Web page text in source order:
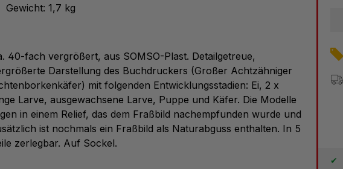
Gewicht: 1,7 kg
40-fach vergrößert, aus SOMSO-Plast. Detailgetreue,
Darstellung des Buchdruckers (Großer Achtzähniger
mit folgenden Entwicklungsstadien: Ei, 2 x
Larve, ausgewachsene Larve, Puppe und Käfer. Die Modelle
in einem Relief, das dem Fraßbild nachempfunden wurde und
ist nochmals ein Fraßbild als Naturabguss enthalten. In 5
zerlegbar. Auf Sockel.